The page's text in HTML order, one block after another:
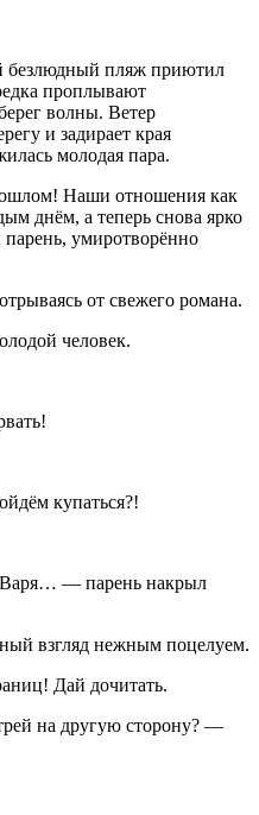
безлюдный пляж приютил
проплывают
волны. Ветер
и задирает края
молодая пара.
Наши отношения как
днём, а теперь снова ярко
парень, умиротворённо
от свежего романа.
человек.
купаться?!
— парень накрыл
взгляд нежным поцелуем.
Дай дочитать.
на другую сторону? —